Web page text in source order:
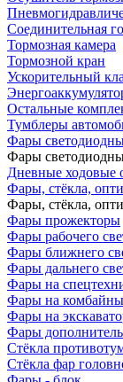
Соединительная
Тормозная камера
Тормозной кран
Ускорительный
Остальные
Тумблеры
Фары
Фары
Дневные ходовые
Фары, стёкла,
Фары, стёкла,
Фары прожекторы
Фары рабочего
Фары ближнего
Фары дальнего
Фары на
Фары на комбайны
Фары на
Фары
Стёкла
Стёкла фар